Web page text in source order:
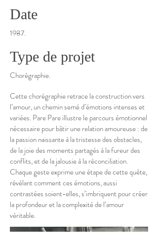
Date
1987.
Type de projet
Chorégraphie.
Cette chorégraphie retrace la construction vers
l’amour, un chemin semé d’émotions intenses et
variées. Pare Pare illustre le parcours émotionnel
nécessaire pour bâtir une relation amoureuse : de
la passion naissante à la tristesse des obstacles,
de la joie des moments partagés à la fureur des
conflits, et de la jalousie à la réconciliation.
Chaque geste exprime une étape de cette quête,
révélant comment ces émotions, aussi
contrastées soient-elles, s’imbriquent pour créer
la profondeur et la complexité de l’amour
véritable.